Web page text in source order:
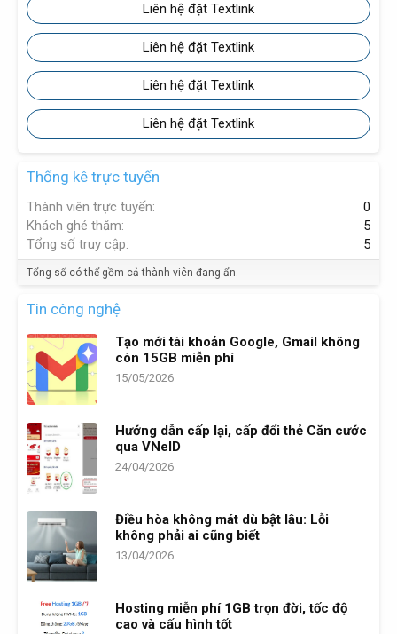
Liên hệ đặt Textlink
Liên hệ đặt Textlink
Liên hệ đặt Textlink
Liên hệ đặt Textlink
Thống kê trực tuyến
Thành viên trực tuyến
0
Khách ghé thăm
5
Tổng số truy cập
5
Tổng số có thể gồm cả thành viên đang ẩn.
Tin công nghệ
Tạo mới tài khoản Google, Gmail không
còn 15GB miễn phí
15/05/2026
Hướng dẫn cấp lại, cấp đổi thẻ Căn cước
qua VNeID
24/04/2026
Điều hòa không mát dù bật lâu: Lỗi
không phải ai cũng biết
13/04/2026
Hosting miễn phí 1GB trọn đời, tốc độ
cao và cấu hình tốt